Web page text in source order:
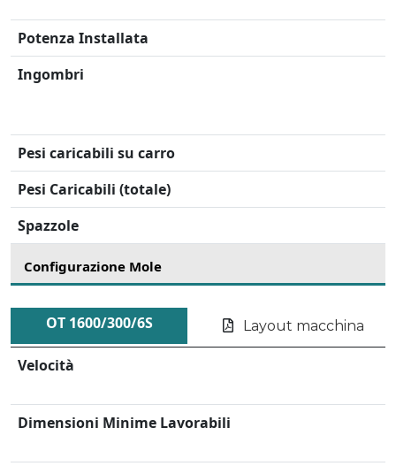
Potenza Installata
Ingombri
Pesi caricabili su carro
Pesi Caricabili (totale)
Spazzole
Configurazione Mole
OT 1600/300/6S Layout macchina
Velocità
Dimensioni Minime Lavorabili